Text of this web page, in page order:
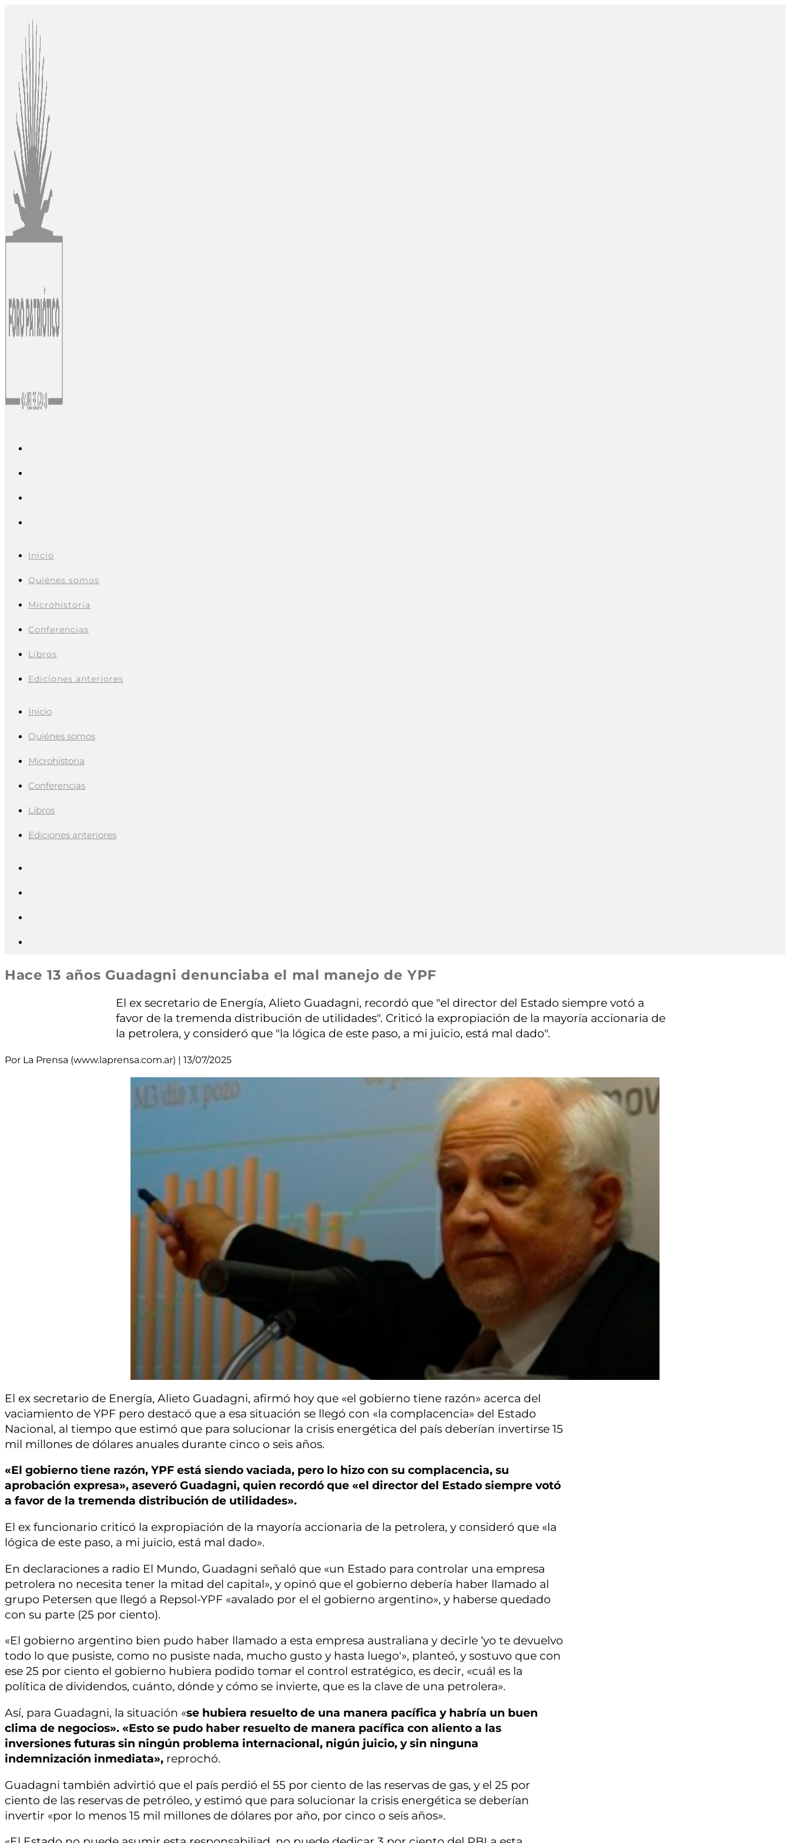
contenido
Inicio
Quiénes somos
Microhistoria
Conferencias
Libros
Ediciones anteriores
Inicio
Quiénes somos
Microhistoria
Conferencias
Libros
Ediciones anteriores
Hace 13 años Guadagni denunciaba el mal manejo de YPF
El ex secretario de Energía, Alieto Guadagni, recordó que "el director del Estado siempre votó a
favor de la tremenda distribución de utilidades". Criticó la expropiación de la mayoría accionaria de
la petrolera, y consideró que "la lógica de este paso, a mi juicio, está mal dado".
Por La Prensa (www.laprensa.com.ar) | 13/07/2025
El ex secretario de Energía, Alieto Guadagni, afirmó hoy que «el gobierno tiene razón» acerca del
vaciamiento de YPF pero destacó que a esa situación se llegó con «la complacencia» del Estado
Nacional, al tiempo que estimó que para solucionar la crisis energética del país deberían invertirse 15
mil millones de dólares anuales durante cinco o seis años.
«El gobierno tiene razón, YPF está siendo vaciada, pero lo hizo con su complacencia, su
aprobación expresa», aseveró Guadagni, quien recordó que «el director del Estado siempre votó
a favor de la tremenda distribución de utilidades».
El ex funcionario criticó la expropiación de la mayoría accionaria de la petrolera, y consideró que «la
lógica de este paso, a mi juicio, está mal dado».
En declaraciones a radio El Mundo, Guadagni señaló que «un Estado para controlar una empresa
petrolera no necesita tener la mitad del capital», y opinó que el gobierno debería haber llamado al
grupo Petersen que llegó a Repsol-YPF «avalado por el el gobierno argentino», y haberse quedado
con su parte (25 por ciento).
«El gobierno argentino bien pudo haber llamado a esta empresa australiana y decirle ‘yo te devuelvo
todo lo que pusiste, como no pusiste nada, mucho gusto y hasta luego'», planteó, y sostuvo que con
ese 25 por ciento el gobierno hubiera podido tomar el control estratégico, es decir, «cuál es la
política de dividendos, cuánto, dónde y cómo se invierte, que es la clave de una petrolera».
Así, para Guadagni, la situación «se hubiera resuelto de una manera pacífica y habría un buen
clima de negocios». «Esto se pudo haber resuelto de manera pacífica con aliento a las
inversiones futuras sin ningún problema internacional, nigún juicio, y sin ninguna
indemnización inmediata», reprochó.
Guadagni también advirtió que el país perdió el 55 por ciento de las reservas de gas, y el 25 por
ciento de las reservas de petróleo, y estimó que para solucionar la crisis energética se deberían
invertir «por lo menos 15 mil millones de dólares por año, por cinco o seis años».